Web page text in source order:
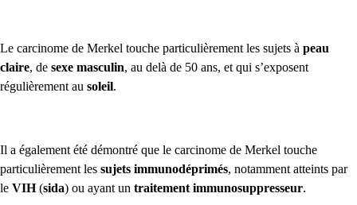
Le carcinome de Merkel touche particulièrement les sujets à peau
claire, de sexe masculin, au delà de 50 ans, et qui s’exposent
régulièrement au soleil.
Il a également été démontré que le carcinome de Merkel touche
particulièrement les sujets immunodéprimés, notamment atteints par
le VIH(sida) ou ayant un traitement immunosuppresseur.